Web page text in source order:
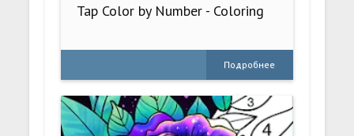
Tap Color by Number - Coloring
Подробнее